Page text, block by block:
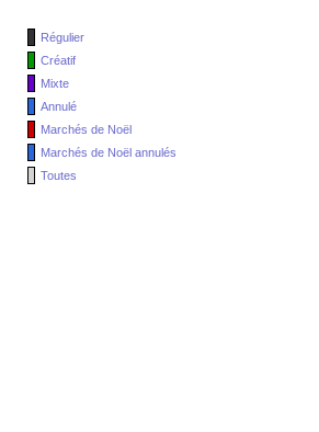
Régulier
Créatif
Mixte
Annulé
Marchés de Noël
Marchés de Noël annulés
Toutes